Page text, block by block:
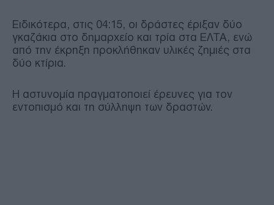
Ειδικότερα, στις 04:15, οι δράστες έριξαν δύο
γκαζάκια στο δημαρχείο και τρία στα ΕΛΤΑ, ενώ
από την έκρηξη προκλήθηκαν υλικές ζημιές στα
δύο κτίρια.
Η αστυνομία πραγματοποιεί έρευνες για τον
εντοπισμό και τη σύλληψη των δραστών.